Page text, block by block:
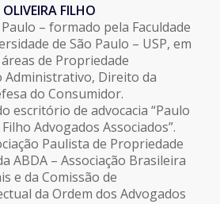
FILHO
– formado pela Faculdade
de São Paulo – USP, em
de Propriedade
Direito da
do Consumidor.
escritório de advocacia “Paulo
Advogados Associados”.
Paulista de Propriedade
ABDA – Associação Brasileira
e da Comissão de
da Ordem dos Advogados